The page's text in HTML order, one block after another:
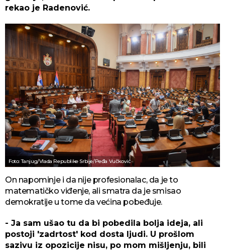
rekao je Radenović.
Foto: Tanjug/Vlada Republike Srbije/Peđa Vučković
On napominje i da nije profesionalac, da je to
matematičko viđenje, ali smatra da je smisao
demokratije u tome da većina pobeđuje.
- Ja sam ušao tu da bi pobedila bolja ideja, ali
postoji 'zadrtost' kod dosta ljudi. U prošlom
sazivu iz opozicije nisu, po mom mišljenju, bili